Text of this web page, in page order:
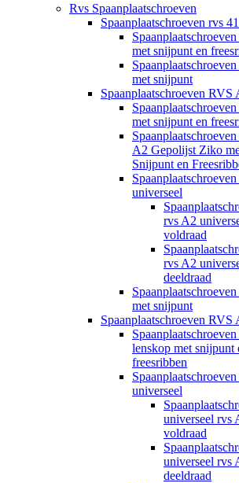
Rvs Spaanplaatschroeven
Spaanplaatschroeven rvs
met snijpunt en
met snijpunt
Spaanplaatschroeven RVS
met snijpunt en
A2 Gepolijst Ziko
Snijpunt en
universeel
rvs A2
voldraad
rvs A2
deeldraad
met snijpunt
Spaanplaatschroeven RVS
lenskop met snijpunt
freesribben
universeel
universeel rvs
voldraad
universeel rvs
deeldraad